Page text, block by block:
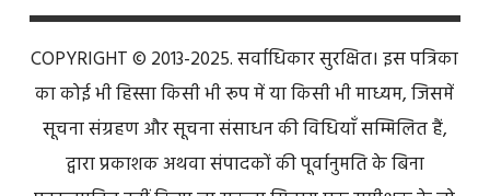
COPYRIGHT © 2013-2025. सर्वाधिकार सुरक्षित। इस पत्रिका
का कोई भी हिस्सा किसी भी रूप में या किसी भी माध्यम, जिसमें
सूचना संग्रहण और सूचना संसाधन की विधियाँ सम्मिलित हैं,
द्वारा प्रकाशक अथवा संपादकों की पूर्वानुमति के बिना